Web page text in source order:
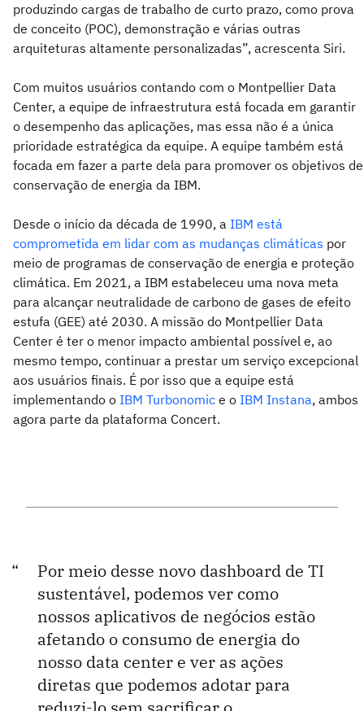
produzindo cargas de trabalho de curto prazo, como prova
de conceito (POC), demonstração e várias outras
arquiteturas altamente personalizadas”, acrescenta Siri.
Com muitos usuários contando com o Montpellier Data
Center, a equipe de infraestrutura está focada em garantir
o desempenho das aplicações, mas essa não é a única
prioridade estratégica da equipe. A equipe também está
focada em fazer a parte dela para promover os objetivos de
conservação de energia da IBM.
Desde o início da década de 1990, a IBM está
comprometida em lidar com as mudanças climáticas por
meio de programas de conservação de energia e proteção
climática. Em 2021, a IBM estabeleceu uma nova meta
para alcançar neutralidade de carbono de gases de efeito
estufa (GEE) até 2030. A missão do Montpellier Data
Center é ter o menor impacto ambiental possível e, ao
mesmo tempo, continuar a prestar um serviço excepcional
aos usuários finais. É por isso que a equipe está
implementando o IBM Turbonomic e o IBM Instana, ambos
agora parte da plataforma Concert.
Por meio desse novo dashboard de TI
sustentável, podemos ver como
nossos aplicativos de negócios estão
afetando o consumo de energia do
nosso data center e ver as ações
diretas que podemos adotar para